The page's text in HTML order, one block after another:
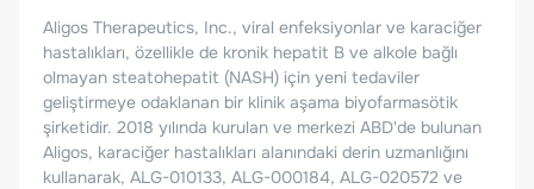
Aligos Therapeutics, Inc., viral enfeksiyonlar ve karaciğer
hastalıkları, özellikle de kronik hepatit B ve alkole bağlı
olmayan steatohepatit (NASH) için yeni tedaviler
geliştirmeye odaklanan bir klinik aşama biyofarmasötik
şirketidir. 2018 yılında kurulan ve merkezi ABD'de bulunan
Aligos, karaciğer hastalıkları alanındaki derin uzmanlığını
kullanarak, ALG-010133, ALG-000184, ALG-020572 ve